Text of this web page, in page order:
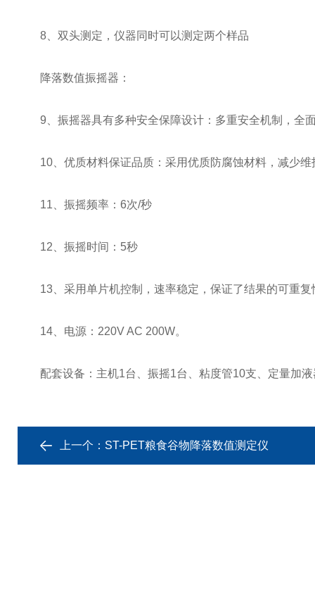
8、双头测定，仪器同时可以测定两个样品
降落数值振摇器：
9、振摇器具有多种安全保障设计：多重安全机制，全
10、优质材料保证品质：采用优质防腐蚀材料，减少维
11、振摇频率：6次/秒
12、振摇时间：5秒
13、采用单片机控制，速率稳定，保证了结果的可重复
14、电源：220V AC 200W。
配套设备：主机1台、振摇1台、粘度管10支、定量加液
上一个： ST-PET粮食谷物降落数值测定仪